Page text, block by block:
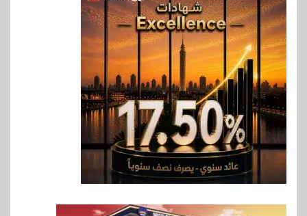
6
بنوك
بنك QNB مصر يعزز جاهزية
المشروعات الصغيرة والمتوسطة
للنمو والتوسع
7 اخبار
فيكسد مصر و”حلول” تتشاركان
في تطوير أول منصة للسياحة
الصحية في مصر والشرق الأوسط
وأفريقيا Tour4Cure
8
سوق وصلة